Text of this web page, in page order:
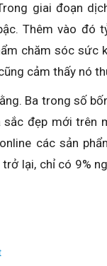
giai đoạn
Thêm vào đó
chăm sóc sức
cảm thấy nó
Ba trong số
đẹp mới trên
các sản
lại, chỉ có 9%